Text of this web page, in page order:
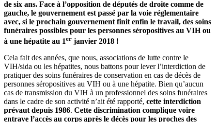
de six ans. Face à l’opposition de députés de droite comme de
gauche, le gouvernement est passé par la voie réglementaire
avec, si le prochain gouvernement finit enfin le travail, des soins
funéraires possibles pour les personnes séropositives au VIH ou
à une hépatite au 1er janvier 2018 !
Cela fait des années, que nous, associations de lutte contre le
VIH/sida ou les hépatites, nous battons pour lever l’interdiction de
pratiquer des soins funéraires de conservation en cas de décès de
personnes séropositives au VIH ou à une hépatite. Bien qu’aucun
cas de transmission du VIH à un professionnel des soins funéraires
dans le cadre de son activité n’ait été rapporté, cette interdiction
prévaut depuis 1986. Cette discrimination complique voire
entrave l’accès au corps après le décès pour les proches des